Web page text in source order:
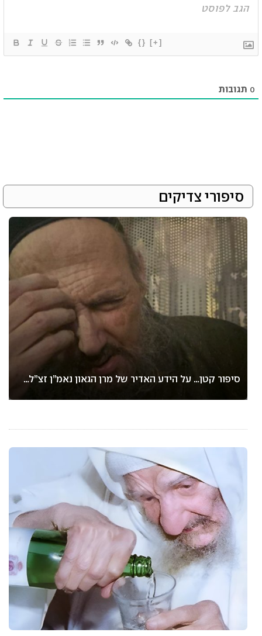
{} [+]
0 תגובות
סיפורי צדיקים
סיפור קטן… על הידע האדיר של מרן הגאון נאמ”ן זצ”ל…